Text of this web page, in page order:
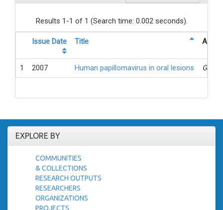
Results 1-1 of 1 (Search time: 0.002 seconds).
Issue Date Title
1 2007 Human papillomavirus in oral lesions
EXPLORE BY
COMMUNITIES
& COLLECTIONS
RESEARCH OUTPUTS
RESEARCHERS
ORGANIZATIONS
PROJECTS